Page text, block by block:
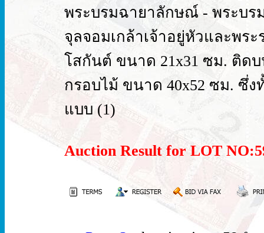
พระบรมฉายาลักษณ์ - พระบร
จุลจอมเกล้าเจ้าอยู่หัวและพร
โสกันต์ ขนาด 21x31 ซม. ติด
กรอบไม้ ขนาด 40x52 ซม. ซึ่ง
แบบ (1)
Auction Result for LOT